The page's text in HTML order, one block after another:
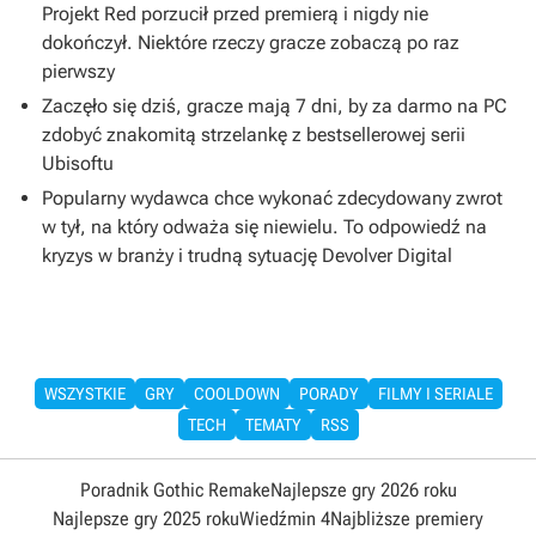
Projekt Red porzucił przed premierą i nigdy nie
dokończył. Niektóre rzeczy gracze zobaczą po raz
pierwszy
Zaczęło się dziś, gracze mają 7 dni, by za darmo na PC
zdobyć znakomitą strzelankę z bestsellerowej serii
Ubisoftu
Popularny wydawca chce wykonać zdecydowany zwrot
w tył, na który odważa się niewielu. To odpowiedź na
kryzys w branży i trudną sytuację Devolver Digital
WSZYSTKIE GRY COOLDOWN PORADY
FILMY I SERIALE
TECH
TEMATY RSS
Poradnik Gothic RemakeNajlepsze gry 2026 roku
Najlepsze gry 2025 rokuWiedźmin 4Najbliższe premiery